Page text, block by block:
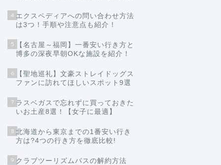
4 エクスペディアへの問い合わせ方法
は3つ！手順や注意点も紹介！
5
【名古屋～福岡】一番安い行き方と
博多の深夜早朝OKな施設を紹介！
6
【聖地巡礼】文豪ストレイドッグス
ファンに訪れてほしいスポット9選
7 ラスベガスで忘れずに買っておきた
いお土産8選！【女子に最適】
8 北海道から東京までの1番安い行き
方は?4つの行き方を徹底比較!
9 クラブツーリズムパスの解約方法